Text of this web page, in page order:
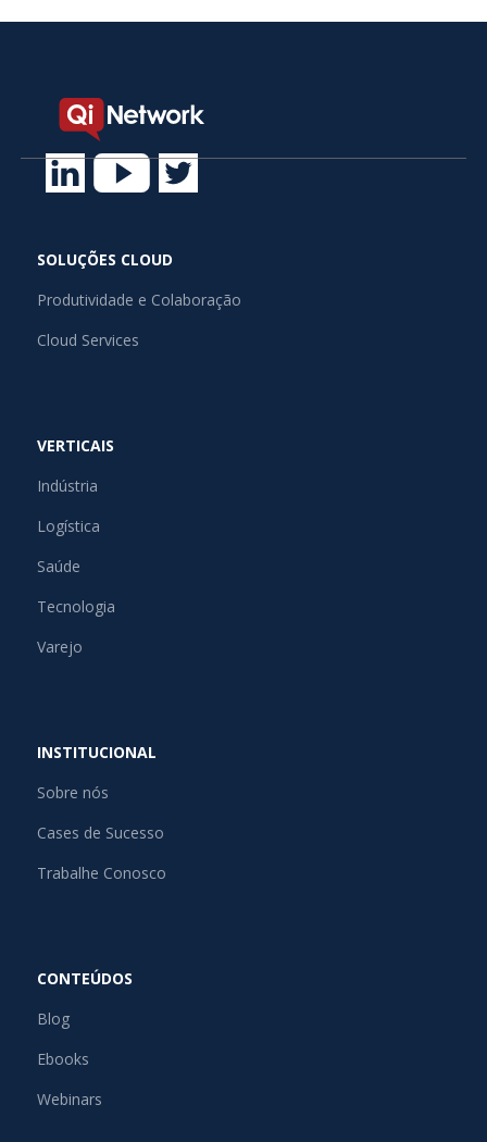
SOLUÇÕES CLOUD
Produtividade e Colaboração
Cloud Services
VERTICAIS
Indústria
Logística
Saúde
Tecnologia
Varejo
INSTITUCIONAL
Sobre nós
Cases de Sucesso
Trabalhe Conosco
CONTEÚDOS
Blog
Ebooks
Webinars